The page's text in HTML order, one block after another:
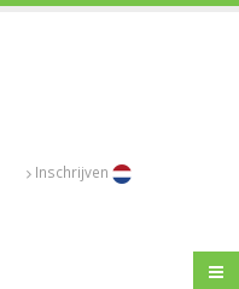
Inschrijven